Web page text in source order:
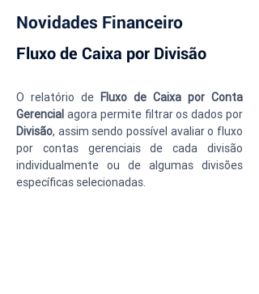
Novidades Financeiro
Fluxo de Caixa por Divisão
O relatório de Fluxo de Caixa por Conta
Gerencial
Divisão, assim sendo possível avaliar o fluxo
por contas gerenciais de cada divisão
individualmente ou de algumas divisões
específicas selecionadas.